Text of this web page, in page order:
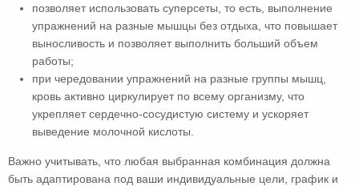
позволяет использовать суперсеты, то есть, выполнение
упражнений на разные мышцы без отдыха, что повышает
выносливость и позволяет выполнить больший объем
работы;
при чередовании упражнений на разные группы мышц,
кровь активно циркулирует по всему организму, что
укрепляет сердечно-сосудистую систему и ускоряет
выведение молочной кислоты.
Важно учитывать, что любая выбранная комбинация должна
быть адаптирована под ваши индивидуальные цели, график и